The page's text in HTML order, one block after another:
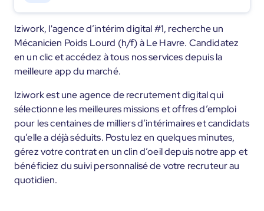
Iziwork, l'agence d’intérim digital #1, recherche un
Mécanicien Poids Lourd (h/f) à Le Havre. Candidatez
en un clic et accédez à tous nos services depuis la
meilleure app du marché.
Iziwork est une agence de recrutement digital qui
sélectionne les meilleures missions et offres d’emploi
pour les centaines de milliers d’intérimaires et candidats
qu’elle a déjà séduits. Postulez en quelques minutes,
gérez votre contrat en un clin d’oeil depuis notre app et
bénéficiez du suivi personnalisé de votre recruteur au
quotidien.